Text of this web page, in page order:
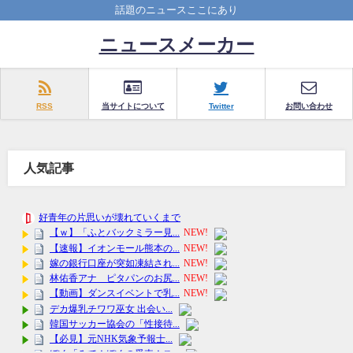
話題のニュースここにあり
ニュースメーカー
RSS 当サイトについて Twitter お問い合わせ
人気記事